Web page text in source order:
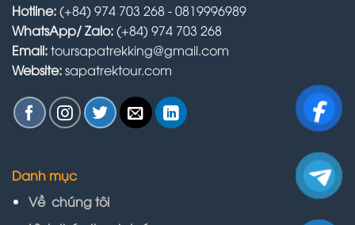
Hotline:(+84) 974 703 268 - 0819996989
WhatsApp/ Zalo:(+84) 974 703 268
Email:toursapatrekking@gmail.com
Website:sapatrektour.com
Danh mục
Về chúng tôi